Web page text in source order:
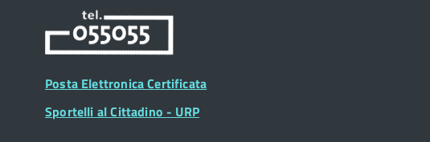
Posta Elettronica Certificata
Sportelli al Cittadino - URP